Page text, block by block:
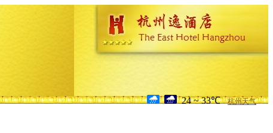
24 ~ 33℃ 杭州天气